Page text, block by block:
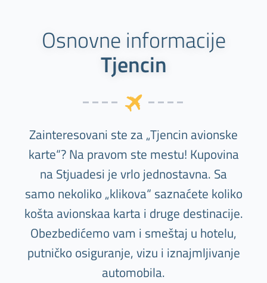
Osnovne informacije
Tjencin
Zainteresovani ste za „Tjencin avionske
karte“? Na pravom ste mestu! Kupovina
na Stjuadesi je vrlo jednostavna. Sa
samo nekoliko „klikova“ saznaćete koliko
košta avionskaa karta i druge destinacije.
Obezbedićemo vam i smeštaj u hotelu,
putničko osiguranje, vizu i iznajmljivanje
automobila.